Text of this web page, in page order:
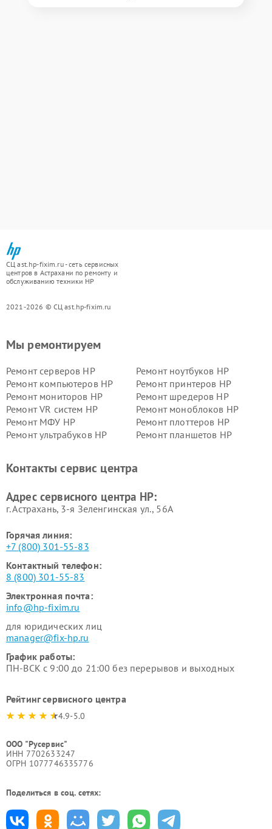
СЦ ast.hp-fixim.ru - сеть сервисных
центров в Астрахани по ремонту и
обслуживанию техники HP
2021-2026 © СЦ ast.hp-fixim.ru
Мы ремонтируем
Ремонт серверов HP
Ремонт ноутбуков HP
Ремонт компьютеров HP
Ремонт принтеров HP
Ремонт мониторов HP
Ремонт шредеров HP
Ремонт VR систем HP
Ремонт моноблоков HP
Ремонт МФУ HP
Ремонт плоттеров HP
Ремонт ультрабуков HP
Ремонт планшетов HP
Контакты сервис центра
Адрес сервисного центра HP:
г. Астрахань, 3-я Зеленгинская ул., 56А
Горячая линия:
+7 (800) 301-55-83
Контактный телефон:
8 (800) 301-55-83
Электронная почта:
info@hp-fixim.ru
для юридических лиц
manager@fix-hp.ru
График работы:
ПН-ВСК с 9:00 до 21:00 без перерывов и выходных
Рейтинг сервисного центра
4.9-5.0
ООО "Русервис"
ИНН 7702633247
ОГРН 1077746335776
Поделиться в соц. сетях: